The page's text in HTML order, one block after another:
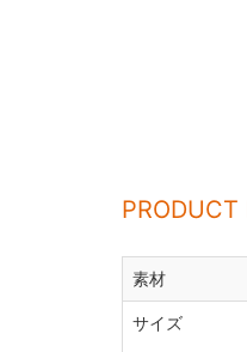
PRODUCT
素材
サイズ